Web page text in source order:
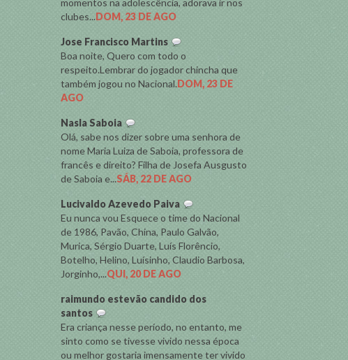
momentos na adolescência, adorava ir nos
clubes...DOM, 23 DE AGO
Jose Francisco Martins
Boa noite, Quero com todo o
respeito.Lembrar do jogador chincha que
também jogou no Nacional.DOM, 23 DE
AGO
Nasla Saboia
Olá, sabe nos dizer sobre uma senhora de
nome Maria Luiza de Saboia, professora de
francês e direito? Filha de Josefa Ausgusto
de Saboia e...SÁB, 22 DE AGO
Lucivaldo Azevedo Paiva
Eu nunca vou Esquece o time do Nacional
de 1986, Pavão, China, Paulo Galvão,
Murica, Sérgio Duarte, Luís Florêncio,
Botelho, Helino, Luísinho, Claudio Barbosa,
Jorginho,...QUI, 20 DE AGO
raimundo estevão candido dos
santos
Era criança nesse período, no entanto, me
sinto como se tivesse vivido nessa época
ou melhor gostaria imensamente ter vivido